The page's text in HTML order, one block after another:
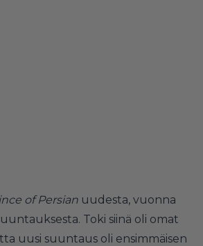
of Persian uudesta, vuonna
Toki siinä oli omat
uusi suuntaus oli ensimmäisen